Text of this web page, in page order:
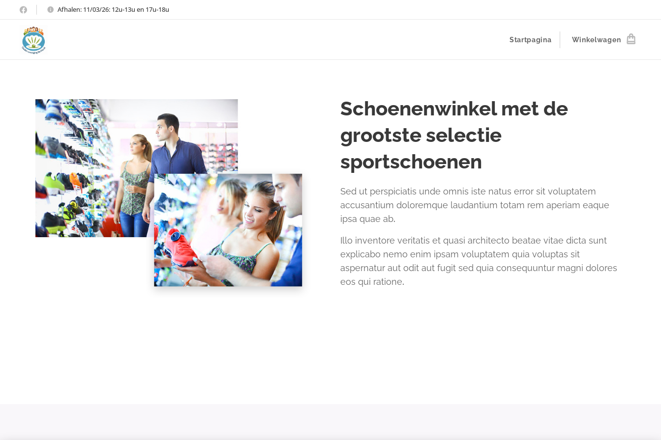
Afhalen: 11/03/26: 12u-13u en 17u-18u
Startpagina Winkelwagen
Schoenenwinkel met de
grootste selectie
sportschoenen
Sed ut perspiciatis unde omnis iste natus error sit voluptatem
accusantium doloremque laudantium totam rem aperiam eaque
ipsa quae ab.
Illo inventore veritatis et quasi architecto beatae vitae dicta sunt
explicabo nemo enim ipsam voluptatem quia voluptas sit
aspernatur aut odit aut fugit sed quia consequuntur magni dolores
eos qui ratione.